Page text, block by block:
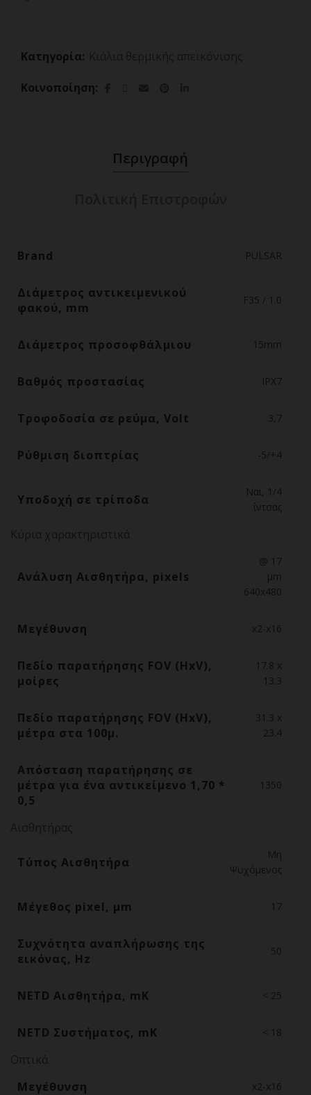
Κατηγορία:
Κοινοποίηση
Περιγραφή
Brand PULSAR
Διάμετρος αντικειμενικού
φακού, mm
F35 / 1.0
Διάμετρος προσοφθάλμιου 15mm
Βαθμός προστασίας IPX7
Τροφοδοσία σε ρεύμα, Volt 3,7
Ρύθμιση διοπτρίας -5/+4
Υποδοχή σε τρίποδα
Ναι, 1/4
ίντσας
Ανάλυση Αισθητήρα, pixels
@ 17
µm
640х480
Μεγέθυνση x2-x16
Πεδίο παρατήρησης FOV (HxV),
μοίρες
17.8 x
13.3
Πεδίο παρατήρησης FOV (HxV),
μέτρα στα 100μ.
31.3 x
23.4
Απόσταση παρατήρησης σε
μέτρα για ένα αντικείμενο 1,70 *
0,5
1350
Τύπος Αισθητήρα
Μη
Ψυχόμενος
Μέγεθος pixel, μm 17
Συχνότητα αναπλήρωσης της
εικόνας, Hz
50
NETD Αισθητήρα, mK < 25
NETD Συστήματος, mK < 18
Μεγέθυνση
x2-x16